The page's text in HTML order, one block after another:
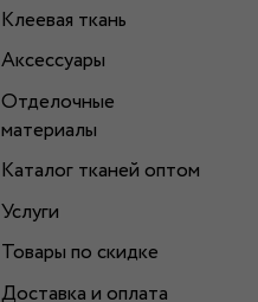
Клеевая ткань
Аксессуары
Отделочные
материалы
Каталог тканей оптом
Услуги
Товары по скидке
Доставка и оплата